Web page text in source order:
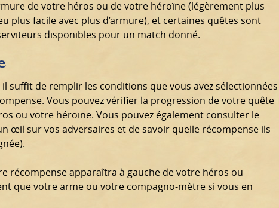
de votre héros ou de votre héroïne (légèrement plus
plus facile avec plus d’armure), et certaines quêtes sont
disponibles pour un match donné.
suffit de remplir les conditions que vous avez sélectionnées
Vous pouvez vérifier la progression de votre quête
ou votre héroïne. Vous pouvez également consulter le
œil sur vos adversaires et de savoir quelle récompense ils
récompense apparaîtra à gauche de votre héros ou
que votre arme ou votre compagno-mètre si vous en